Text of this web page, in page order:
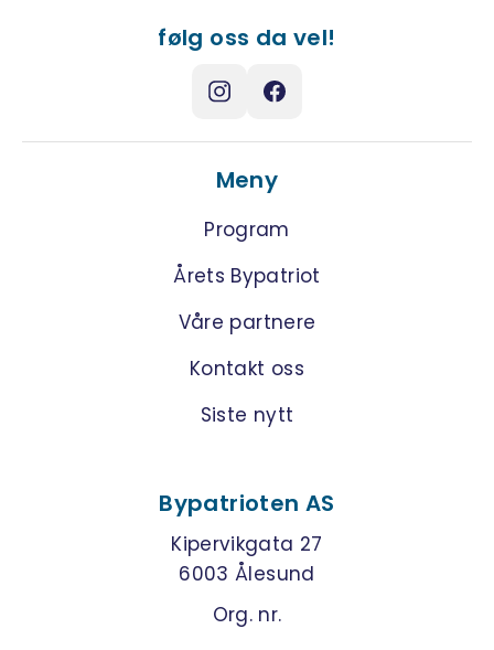
følg oss da vel!
Meny
Program
Årets Bypatriot
Våre partnere
Kontakt oss
Siste nytt
Bypatrioten AS
Kipervikgata 27
6003 Ålesund
Org. nr.